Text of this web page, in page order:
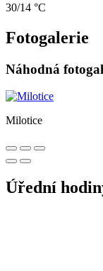
30/14 °C
Fotogalerie
Náhodná
Milotice
Úřední